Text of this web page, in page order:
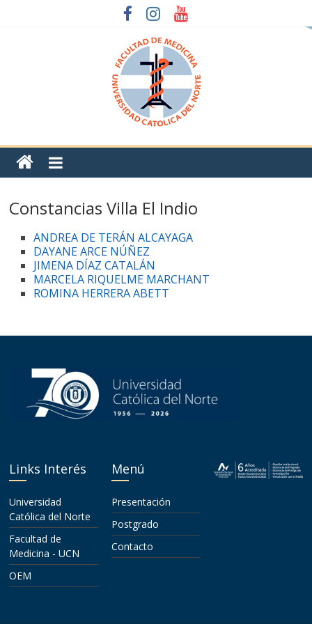
Constancias Villa El Indio
ANDREA DE TERÁN ALCAYAGA
DAYANE ARCE NÚÑEZ
JIMENA DÍAZ CATALÁN
MARCELA RIQUELME MARCHANT
ROMINA HERRERA ABETT
Links Interés
Universidad
Católica del Norte
Facultad de
Medicina - UCN
OEM
Menú
Presentación
Postgrado
Contacto